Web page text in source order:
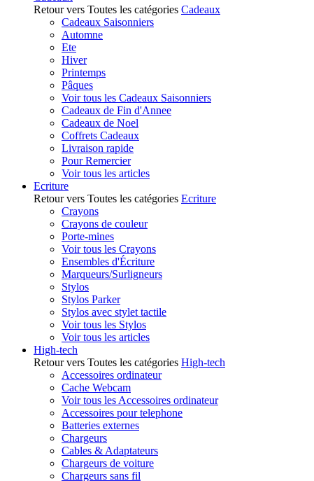
Retour vers Toutes les catégories Cadeaux
Cadeaux Saisonniers
Automne
Ete
Hiver
Printemps
Pâques
Voir tous les Cadeaux Saisonniers
Cadeaux de Fin d'Annee
Cadeaux de Noel
Coffrets Cadeaux
Livraison rapide
Pour Remercier
Voir tous les articles
Ecriture
Retour vers Toutes les catégories Ecriture
Crayons
Crayons de couleur
Porte-mines
Voir tous les Crayons
Ensembles d'Écriture
Marqueurs/Surligneurs
Stylos
Stylos Parker
Stylos avec stylet tactile
Voir tous les Stylos
Voir tous les articles
High-tech
Retour vers Toutes les catégories High-tech
Accessoires ordinateur
Cache Webcam
Voir tous les Accessoires ordinateur
Accessoires pour telephone
Batteries externes
Chargeurs
Cables & Adaptateurs
Chargeurs de voiture
Chargeurs sans fil